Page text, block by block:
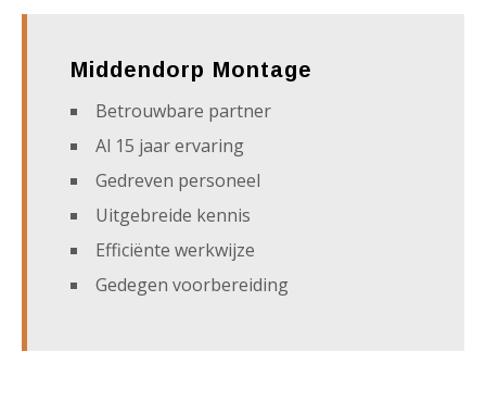
Middendorp Montage
Betrouwbare partner
Al 15 jaar ervaring
Gedreven personeel
Uitgebreide kennis
Efficiënte werkwijze
Gedegen voorbereiding